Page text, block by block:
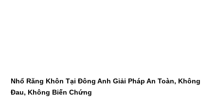
Nhổ Răng Khôn Tại Đông Anh Giải Pháp An Toàn, Không
Đau, Không Biến Chứng